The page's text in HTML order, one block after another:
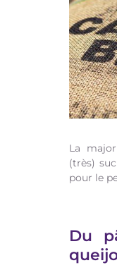
La
(très)
pour le
Du